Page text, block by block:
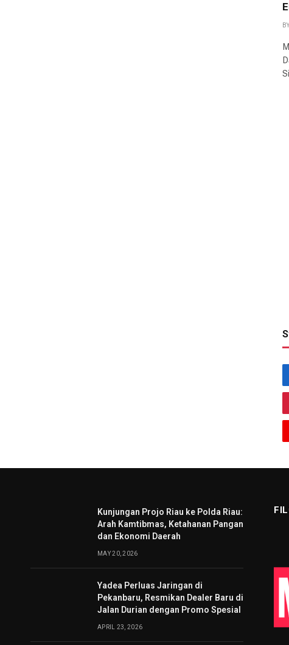
BY
Kunjungan Projo Riau ke Polda Riau:
Arah Kamtibmas, Ketahanan Pangan
dan Ekonomi Daerah
MAY 20, 2026
Yadea Perluas Jaringan di
Pekanbaru, Resmikan Dealer Baru di
Jalan Durian dengan Promo Spesial
APRIL 23, 2026